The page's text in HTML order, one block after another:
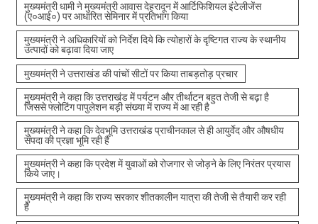
मुख्यमंत्री धामी ने मुख्यमंत्री आवास देहरादून में आर्टिफिशियल इंटेलीजेंस
(ए०आई०) पर आधारित सेमिनार में प्रतिभाग किया
मुख्यमंत्री ने अधिकारियों को निर्देश दिये कि त्योहारों के दृष्टिगत राज्य के स्थानीय
उत्पादों को बढ़ावा दिया जाए
मुख्यमंत्री ने उत्तराखंड की पांचों सीटों पर किया ताबड़तोड़ प्रचार
मुख्यमंत्री ने कहा कि उत्तराखंड में पर्यटन और तीर्थाटन बहुत तेजी से बढ़ा है
जिससे फ्लोटिंग पापुलेशन बड़ी संख्या में राज्य में आ रही है
मुख्यमंत्री ने कहा कि देवभूमि उत्तराखंड प्राचीनकाल से ही आयुर्वेद और औषधीय
संपदा की प्रज्ञा भूमि रही है
मुख्यमंत्री ने कहा कि प्रदेश में युवाओं को रोजगार से जोड़ने के लिए निरंतर प्रयास
किये जाए।
मुख्यमंत्री ने कहा कि राज्य सरकार शीतकालीन यात्रा की तेजी से तैयारी कर रही
है